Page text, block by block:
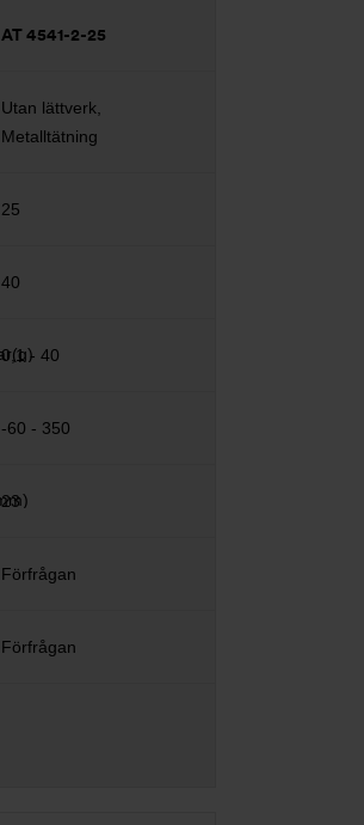
AT 4541-2-25
Utan lättverk,
Metalltätning
25
40
0,1 - 40
-60 - 350
23
Förfrågan
Förfrågan